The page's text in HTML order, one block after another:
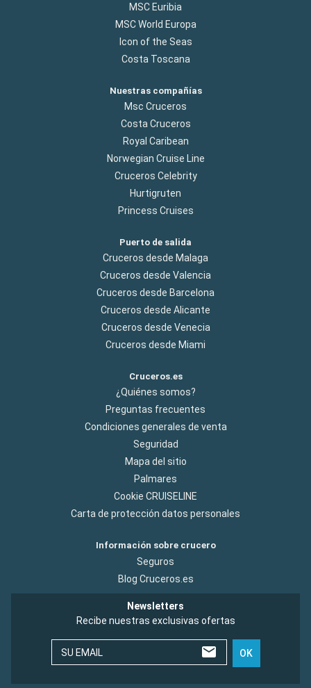
MSC Euribia
MSC World Europa
Icon of the Seas
Costa Toscana
Nuestras compañías
Msc Cruceros
Costa Cruceros
Royal Caribean
Norwegian Cruise Line
Cruceros Celebrity
Hurtigruten
Princess Cruises
Puerto de salida
Cruceros desde Malaga
Cruceros desde Valencia
Cruceros desde Barcelona
Cruceros desde Alicante
Cruceros desde Venecia
Cruceros desde Miami
Cruceros.es
¿Quiénes somos?
Preguntas frecuentes
Condiciones generales de venta
Seguridad
Mapa del sitio
Palmares
Cookie CRUISELINE
Carta de protección datos personales
Información sobre crucero
Seguros
Blog Cruceros.es
Newsletters
Recibe nuestras exclusivas ofertas
SU EMAIL OK